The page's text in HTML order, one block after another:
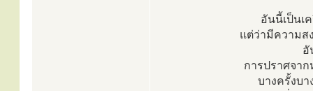
อันนี้เป็นเ
แต่ว่ามีความส
อั
การปราศจา
บางครั้งบา